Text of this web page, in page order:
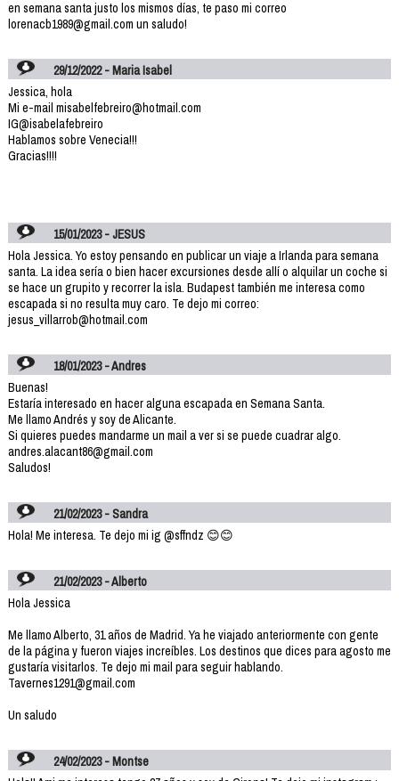
en semana santa justo los mismos días, te paso mi correo
lorenacb1989@gmail.com un saludo!
29/12/2022 - Maria Isabel
Jessica, hola
Mi e-mail misabelfebreiro@hotmail.com
IG@isabelafebreiro
Hablamos sobre Venecia!!!
Gracias!!!!
15/01/2023 - JESUS
Hola Jessica. Yo estoy pensando en publicar un viaje a Irlanda para semana
santa. La idea sería o bien hacer excursiones desde allí o alquilar un coche si
se hace un grupito y recorrer la isla. Budapest también me interesa como
escapada si no resulta muy caro. Te dejo mi correo:
jesus_villarrob@hotmail.com
18/01/2023 - Andres
Buenas!
Estaría interesado en hacer alguna escapada en Semana Santa.
Me llamo Andrés y soy de Alicante.
Si quieres puedes mandarme un mail a ver si se puede cuadrar algo.
andres.alacant86@gmail.com
Saludos!
21/02/2023 - Sandra
Hola! Me interesa. Te dejo mi ig @sffndz 😊😊
21/02/2023 - Alberto
Hola Jessica
Me llamo Alberto, 31 años de Madrid. Ya he viajado anteriormente con gente
de la página y fueron viajes increíbles. Los destinos que dices para agosto me
gustaría visitarlos. Te dejo mi mail para seguir hablando.
Tavernes1291@gmail.com
Un saludo
24/02/2023 - Montse